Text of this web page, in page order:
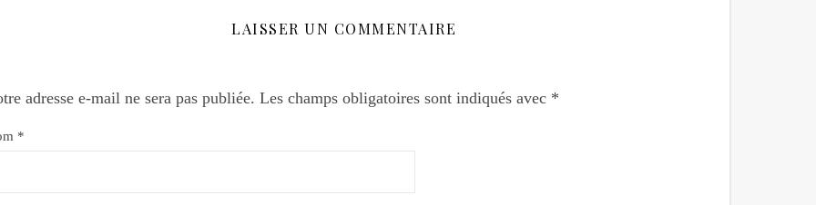
LAISSER UN COMMENTAIRE
adresse e-mail ne sera pas publiée. Les champs obligatoires sont indiqués avec *
*